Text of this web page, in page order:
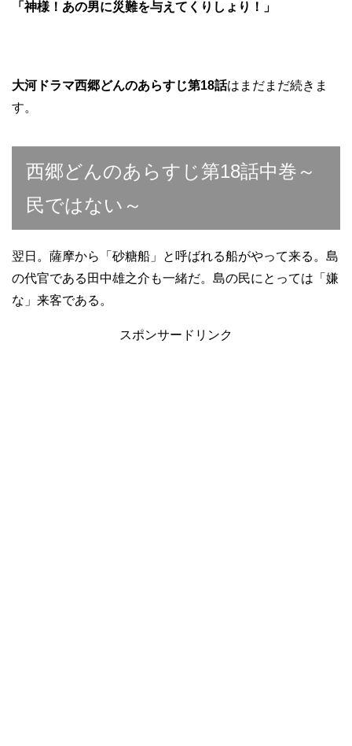
「神様！あの男に災難を与えてくりしょり！」
大河ドラマ西郷どんのあらすじ第18話はまだまだ続きま
す。
西郷どんのあらすじ第18話中巻～
民ではない～
翌日。薩摩から「砂糖船」と呼ばれる船がやって来る。島
の代官である田中雄之介も一緒だ。島の民にとっては「嫌
な」来客である。
スポンサードリンク